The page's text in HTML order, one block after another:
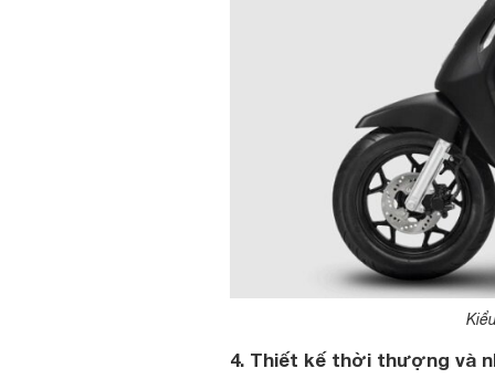
4. Thiết kế thời thượng và